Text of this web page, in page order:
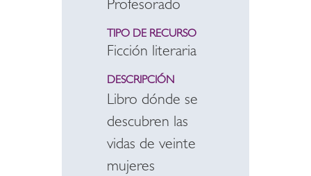
Profesorado
TIPO DE RECURSO
Ficción literaria
DESCRIPCIÓN
Libro dónde se
descubren las
vidas de veinte
mujeres